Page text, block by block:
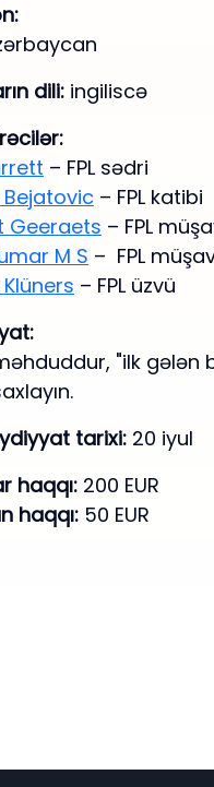
dili: ingiliscə
– FPL sədri
– FPL katibi
Geeraets – FPL
M S – FPL
– FPL üzvü
"ilk
tarixi: 20 iyul
haqqı: 200 EUR
haqqı: 50 EUR